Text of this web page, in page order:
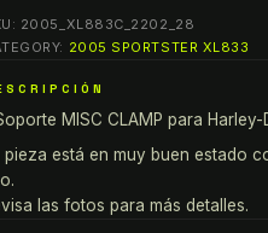
2005_XL883C_2202_28
2005 SPORTSTER XL833
MISC CLAMP para
pieza está en muy buen estado
las fotos para más detalles.